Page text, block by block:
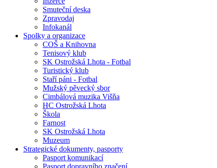
Smuteční deska
Zpravodaj
Infokanál
Spolky a organizace
COŠ a Knihovna
Tenisový klub
SK Ostrožská Lhota - Fotbal
Turistický klub
Staří páni - Fotbal
Mužský pěvecký sbor
Cimbálová muzika Višňa
HC Ostrožská Lhota
Škola
Farnost
SK Ostrožská Lhota
Muzeum
Strategické dokumenty, pasporty
Pasport komunikací
Pasport dopravního značení